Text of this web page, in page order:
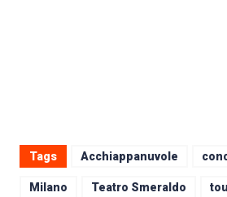
Tags Acchiappanuvole
Milano Teatro Smeraldo